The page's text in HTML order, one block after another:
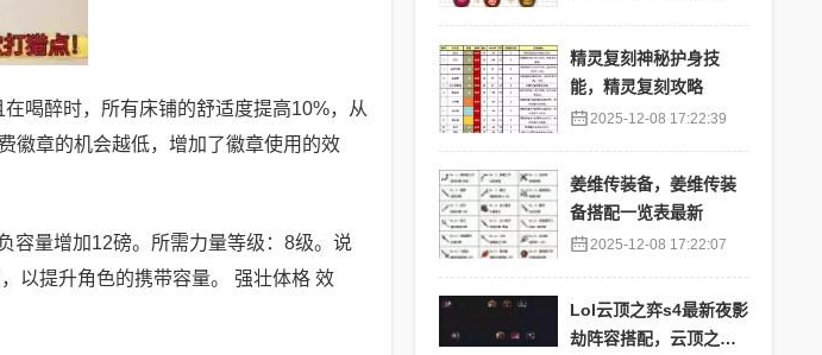
喝醉时，所有床铺的舒适度提高10%，从
徽章的机会越低，增加了徽章使用的效
容量增加12磅。所需力量等级：8级。说
以提升角色的携带容量。 强壮体格 效
精灵复刻神秘护身技
能，精灵复刻攻略
2025-12-08 17:22:39
姜维传装备，姜维传装
备搭配一览表最新
2025-12-08 17:22:07
Lol云顶之弈s4最新夜影
劫阵容搭配，云顶之奕